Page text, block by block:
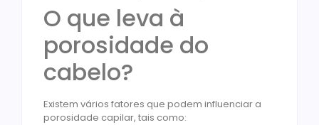
O que leva à
porosidade do
cabelo?
Existem vários fatores que podem influenciar a
porosidade capilar, tais como: